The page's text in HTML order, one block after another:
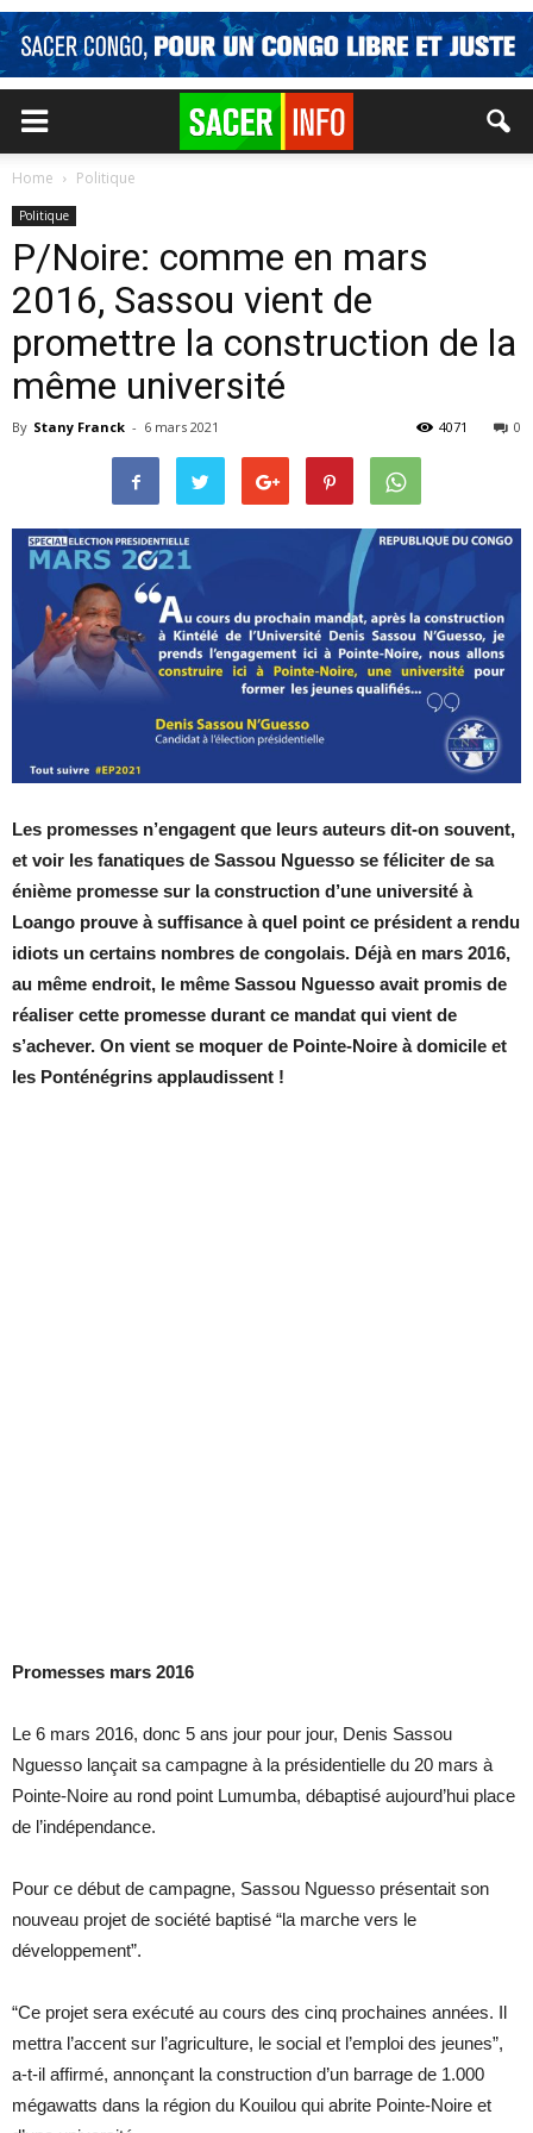
Home Politique
Politique
P/Noire: comme en mars
2016, Sassou vient de
promettre la construction de la
même université
By Stany Franck - 6 mars 2021 0
4071
Les promesses n’engagent que leurs auteurs dit-on souvent,
et voir les fanatiques de Sassou Nguesso se féliciter de sa
énième promesse sur la construction d’une université à
Loango prouve à suffisance à quel point ce président a rendu
idiots un certains nombres de congolais. Déjà en mars 2016,
au même endroit, le même Sassou Nguesso avait promis de
réaliser cette promesse durant ce mandat qui vient de
s’achever. On vient se moquer de Pointe-Noire à domicile et
les Ponténégrins applaudissent !
Promesses mars 2016
Le 6 mars 2016, donc 5 ans jour pour jour, Denis Sassou
Nguesso lançait sa campagne à la présidentielle du 20 mars à
Pointe-Noire au rond point Lumumba, débaptisé aujourd’hui place
de l’indépendance.
Pour ce début de campagne, Sassou Nguesso présentait son
nouveau projet de société baptisé “la marche vers le
développement”.
“Ce projet sera exécuté au cours des cinq prochaines années. Il
mettra l’accent sur l’agriculture, le social et l’emploi des jeunes”,
a-t-il affirmé, annonçant la construction d’un barrage de 1.000
mégawatts dans la région du Kouilou qui abrite Pointe-Noire et